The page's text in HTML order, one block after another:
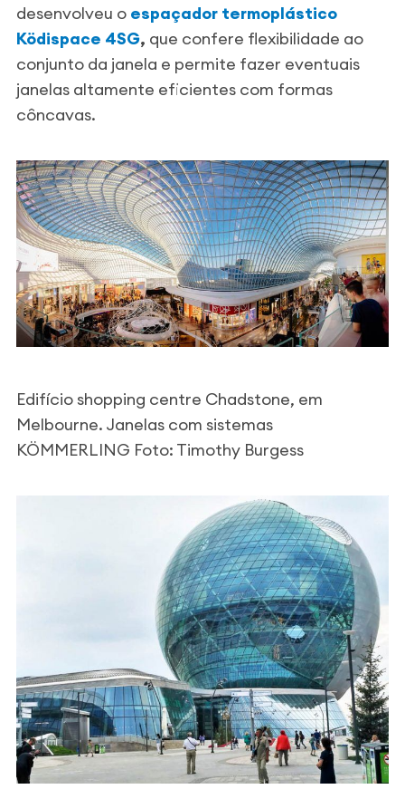
desenvolveu o espaçador termoplástico
Ködispace 4SG, que confere flexibilidade ao
conjunto da janela e permite fazer eventuais
janelas altamente eficientes com formas
côncavas.
Edifício shopping centre Chadstone, em
Melbourne. Janelas com sistemas
KÖMMERLING Foto: Timothy Burgess